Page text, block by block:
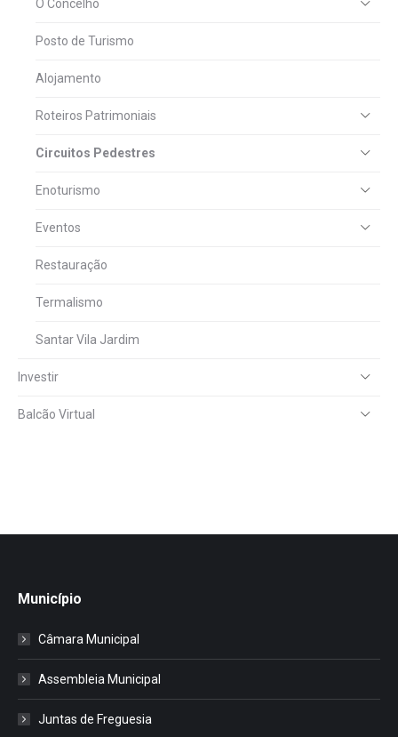
O Concelho
Posto de Turismo
Alojamento
Roteiros Patrimoniais
Circuitos Pedestres
Enoturismo
Eventos
Restauração
Termalismo
Santar Vila Jardim
Investir
Balcão Virtual
Município
Câmara Municipal
Assembleia Municipal
Juntas de Freguesia